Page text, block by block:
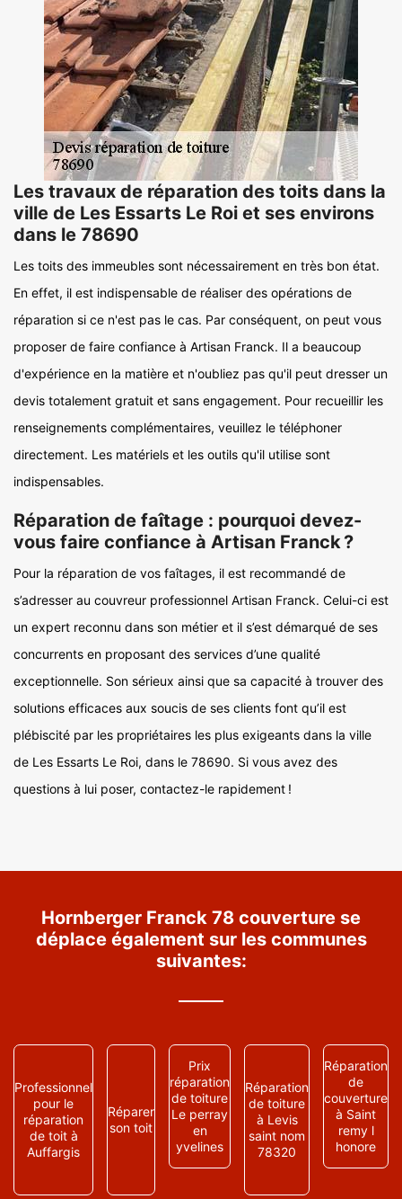
Les travaux de réparation des toits dans la
ville de Les Essarts Le Roi et ses environs
dans le 78690
Les toits des immeubles sont nécessairement en très bon état.
En effet, il est indispensable de réaliser des opérations de
réparation si ce n'est pas le cas. Par conséquent, on peut vous
proposer de faire confiance à Artisan Franck. Il a beaucoup
d'expérience en la matière et n'oubliez pas qu'il peut dresser un
devis totalement gratuit et sans engagement. Pour recueillir les
renseignements complémentaires, veuillez le téléphoner
directement. Les matériels et les outils qu'il utilise sont
indispensables.
Réparation de faîtage : pourquoi devez-
vous faire confiance à Artisan Franck ?
Pour la réparation de vos faîtages, il est recommandé de
s’adresser au couvreur professionnel Artisan Franck. Celui-ci est
un expert reconnu dans son métier et il s’est démarqué de ses
concurrents en proposant des services d’une qualité
exceptionnelle. Son sérieux ainsi que sa capacité à trouver des
solutions efficaces aux soucis de ses clients font qu’il est
plébiscité par les propriétaires les plus exigeants dans la ville
de Les Essarts Le Roi, dans le 78690. Si vous avez des
questions à lui poser, contactez-le rapidement !
Hornberger Franck 78 couverture se
déplace également sur les communes
suivantes:
Professionnel
pour le
réparation
de toit à
Auffargis
Réparer
son toit
Prix
réparation
de toiture
Le perray
en
yvelines
Réparation
de toiture
à Levis
saint nom
78320
Réparation
de
couverture
à Saint
remy l
honore